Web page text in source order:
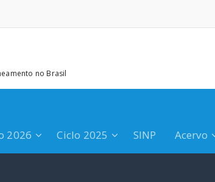
no Brasil
2026 Ciclo 2025 SINP Acervo